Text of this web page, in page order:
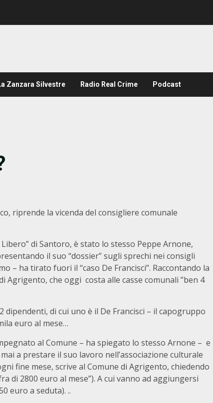
Zanzara Silvestre Radio Real Crime Podcast
riprende la vicenda del consigliere comunale
di Santoro, è stato lo stesso Peppe Arnone,
il suo “dossier” sugli sprechi nei consigli
– ha tirato fuori il “caso De Francisci”. Raccontando la
Agrigento, che oggi costa alle casse comunali ”ben 4
dipendenti, di cui uno è il De Francisci – il capogruppo
euro al mese…
al Comune – ha spiegato lo stesso Arnone – e
a prestare il suo lavoro nell’associazione culturale
fine mese, scrive al Comune di Agrigento, chiedendo
di 2800 euro al mese”). A cui vanno ad aggiungersi
euro a seduta). ..